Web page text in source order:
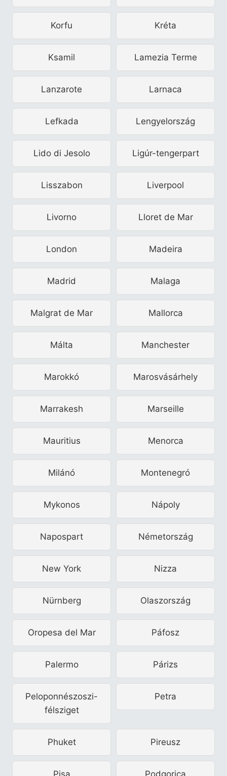
Korfu Kréta
Ksamil Lamezia Terme
Lanzarote Larnaca
Lefkada Lengyelország
Lido di Jesolo Ligúr-tengerpart
Lisszabon Liverpool
Livorno Lloret de Mar
London Madeira
Madrid Malaga
Malgrat de Mar Mallorca
Málta Manchester
Marokkó Marosvásárhely
Marrakesh Marseille
Mauritius Menorca
Milánó Montenegró
Mykonos Nápoly
Napospart Németország
New York Nizza
Nürnberg Olaszország
Oropesa del Mar Páfosz
Palermo Párizs
Peloponnészoszi-
félsziget
Petra
Phuket Pireusz
Pisa Podgorica